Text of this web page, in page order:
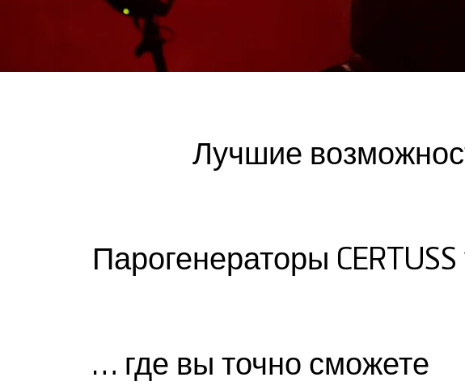
Лучшие
Парогенераторы
… где вы точно сможете